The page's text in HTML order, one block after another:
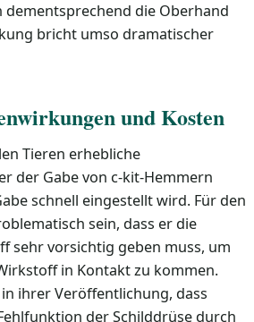
die Oberhand
bricht umso dramatischer
und Kosten
Tieren erhebliche
der Gabe von c-kit-Hemmern
schnell eingestellt wird. Für den
sein, dass er die
sehr vorsichtig geben muss, um
in Kontakt zu kommen.
ihrer Veröffentlichung, dass
der Schilddrüse durch